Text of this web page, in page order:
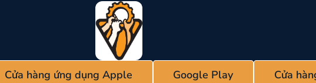
Cửa hàng ứng dụng Apple Google Play Cửa